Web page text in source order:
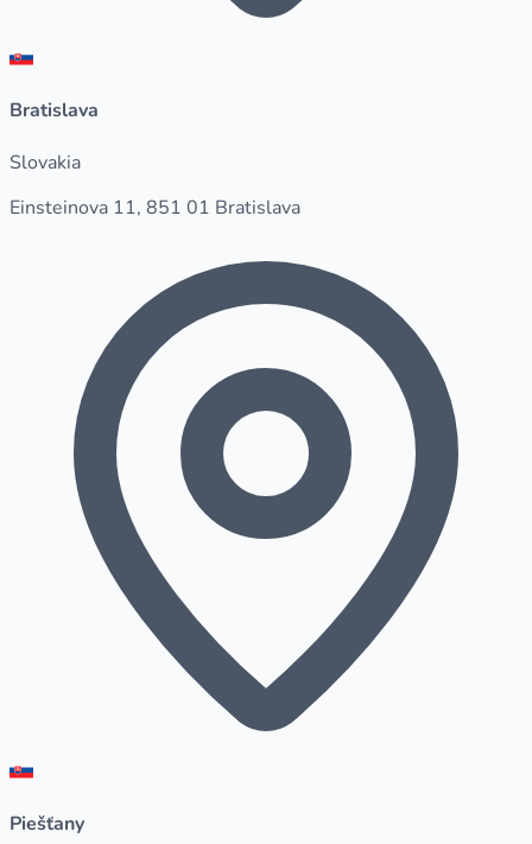
Bratislava
Slovakia
Einsteinova 11, 851 01 Bratislava
Piešťany